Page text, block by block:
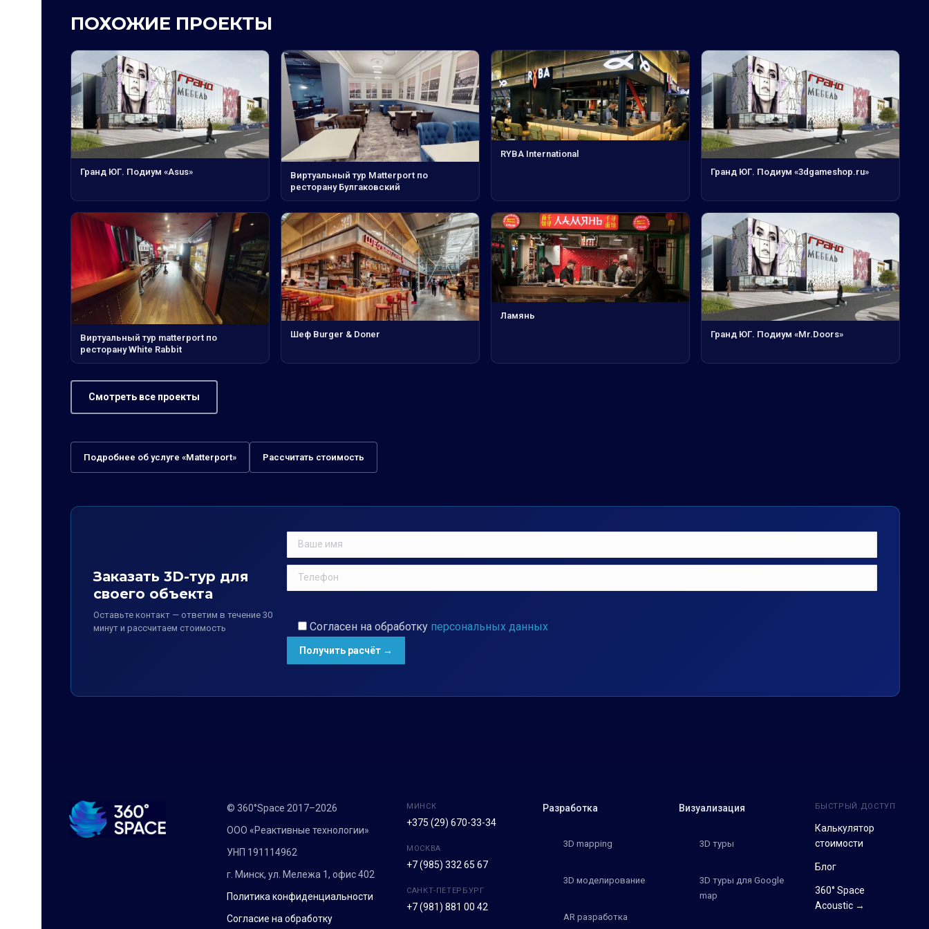
ПОХОЖИЕ ПРОЕКТЫ
Гранд ЮГ. Подиум «Asus»
Виртуальный тур Matterport по
ресторану Булгаковский
RYBA International
Гранд ЮГ. Подиум «3dgameshop.ru»
Виртуальный тур matterport по
ресторану White Rabbit
Шеф Burger & Doner
Ламянь
Гранд ЮГ. Подиум «Mr.Doors»
Смотреть все проекты
Подробнее об услуге «Matterport» Рассчитать стоимость
Заказать 3D-тур для
своего объекта
Оставьте контакт — ответим в течение 30
минут и рассчитаем стоимость
Согласен на обработку персональных данных
© 360°Space 2017–2026
ООО «Реактивные технологии»
УНП 191114962
г. Минск, ул. Мележа 1, офис 402
Политика конфиденциальности
Согласие на обработку
МИНСК
+375 (29) 670-33-34
МОСКВА
+7 (985) 332 65 67
САНКТ-ПЕТЕРБУРГ
+7 (981) 881 00 42
Разработка
3D mapping
3D моделирование
AR разработка
Визуализация
3D туры
3D туры для Google
map
БЫСТРЫЙ ДОСТУП
Калькулятор
стоимости
Блог
360° Space
Acoustic →